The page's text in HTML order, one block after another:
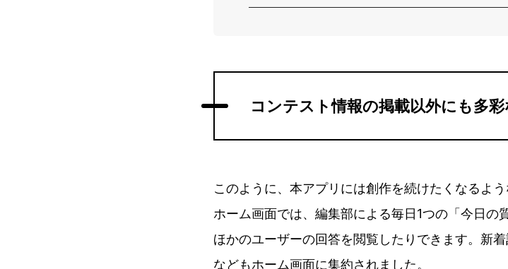
コンテスト情報の掲載以外にも多
このように、本アプリには創作を続けたくなるよ
ホーム画面では、編集部による毎日1つの「今日の
ほかのユーザーの回答を閲覧したりできます。新
などもホーム画面に集約されました。